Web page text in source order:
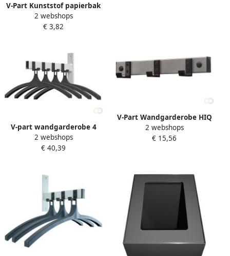
V-Part Kunststof papierbak
18 ltr
2 webshops
€ 3,82
V-part wandgarderobe 4
haken met hangers
2 webshops
€ 40,39
V-Part Wandgarderobe HIQ
3 haken
2 webshops
€ 15,56